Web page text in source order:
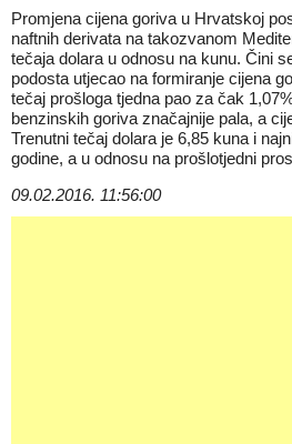
Promjena cijena goriva u Hrvatskoj
naftnih derivata na takozvanom
tečaja dolara u odnosu na kunu. Čini
podosta utjecao na formiranje cijena
tečaj prošloga tjedna pao za čak
benzinskih goriva značajnije pala, a
Trenutni tečaj dolara je 6,85 kuna i
godine, a u odnosu na prošlotjedni
09.02.2016. 11:56:00